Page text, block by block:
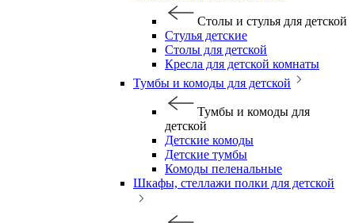
Столы и стулья для детской
Стулья детские
Столы для детской
Кресла для детской комнаты
Тумбы и комоды для детской
Тумбы и комоды для
детской
Детские комоды
Детские тумбы
Комоды пеленальные
Шкафы, стеллажи полки для детской